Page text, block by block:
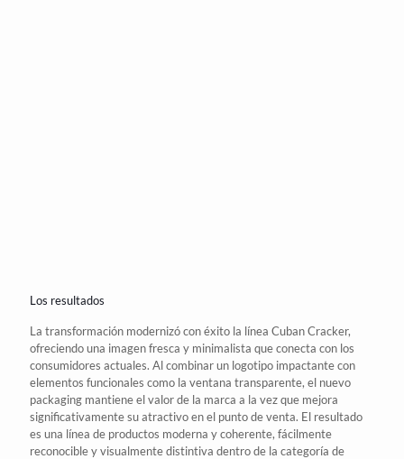
Los resultados
La transformación modernizó con éxito la línea Cuban Cracker,
ofreciendo una imagen fresca y minimalista que conecta con los
consumidores actuales. Al combinar un logotipo impactante con
elementos funcionales como la ventana transparente, el nuevo
packaging mantiene el valor de la marca a la vez que mejora
significativamente su atractivo en el punto de venta. El resultado
es una línea de productos moderna y coherente, fácilmente
reconocible y visualmente distintiva dentro de la categoría de